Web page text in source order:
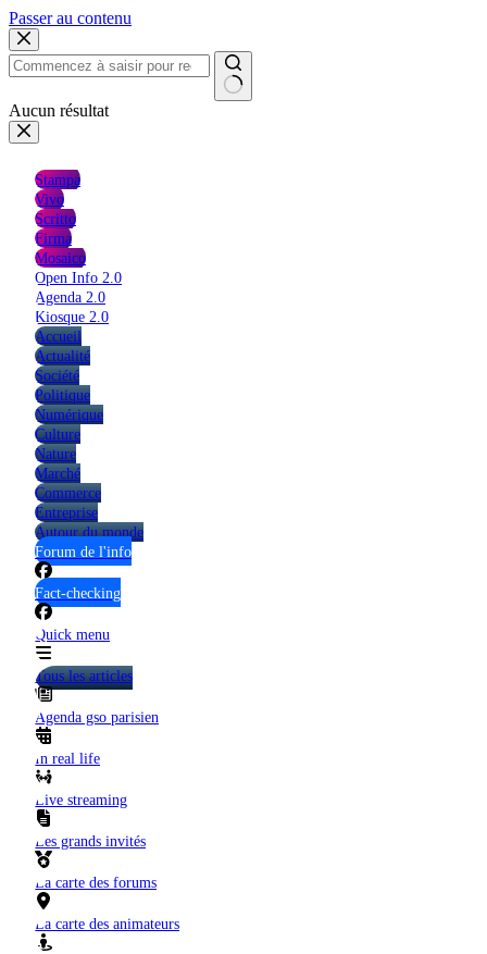
Passer au contenu
Aucun résultat
Stampa
Vivo
Scritto
Firma
Mosaico
Open Info 2.0
Agenda 2.0
Kiosque 2.0
Accueil
Actualité
Société
Politique
Numérique
Culture
Nature
Marché
Commerce
Entreprise
Autour du monde
Forum de l'info
Fact-checking
Quick menu
Tous les articles
Agenda gso parisien
In real life
Live streaming
Les grands invités
La carte des forums
La carte des animateurs